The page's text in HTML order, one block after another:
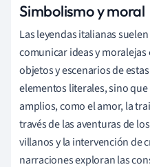
Simbolismo y moral
Las leyendas italianas
comunicar ideas y
objetos y escenarios de
elementos literales, sino
amplios, como el amor, la
través de las aventuras de
villanos y la intervención de
narraciones exploran las